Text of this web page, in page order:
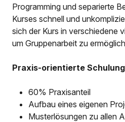
Programming und separierte
Kurses schnell und
sich der Kurs in verschiedene
um Gruppenarbeit zu
Praxis-orientierte
60% Praxisanteil
Aufbau eines eigenen
Musterlösungen zu allen